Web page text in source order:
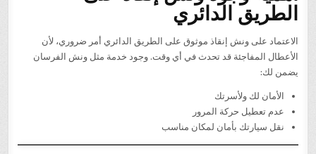
الطريق الدائري
الاعتماد على ونش إنقاذ موثوق على الطريق الدائري أمر ضروري، لأن
الأعطال المفاجئة قد تحدث في أي وقت. وجود خدمة مثل ونش الفرسان
يضمن لك:
الأمان لك ولأسرتك
عدم تعطيل حركة المرور
نقل سيارتك بأمان لمكان مناسب